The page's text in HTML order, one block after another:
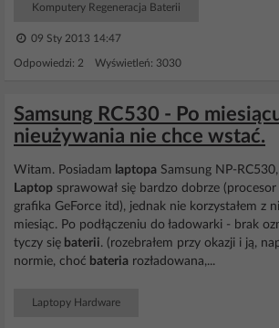
Komputery Regeneracja Baterii
09 Sty 2013 14:47
Odpowiedzi: 2 Wyświetleń: 3030
Samsung RC530 - Po
nieużywania nie chce wstać.
Witam. Posiadam laptopa Samsung NP-
Laptop sprawował się bardzo dobrze
grafika GeForce itd), jednak nie korzystałem z
miesiąc. Po podłączeniu do ładowarki - brak
tyczy się baterii. (rozebrałem przy okazji i ją,
normie, choć bateria rozładowana,...
Laptopy Hardware